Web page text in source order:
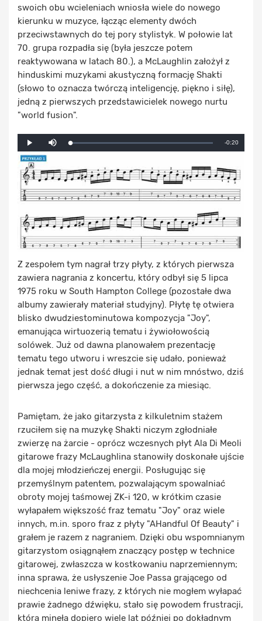
swoich obu wcieleniach wniosła wiele do nowego
kierunku w muzyce, łącząc elementy dwóch
przeciwstawnych do tej pory stylistyk. W połowie lat
70. grupa rozpadła się (była jeszcze potem
reaktywowana w latach 80.), a McLaughlin założył z
hinduskimi muzykami akustyczną formację Shakti
(słowo to oznacza twórczą inteligencję, piękno i siłę),
jedną z pierwszych przedstawicielek nowego nurtu
"world fusion".
Play
Loaded:
0%
Progress:
0%
Remaining
-0:20
Z zespołem tym nagrał trzy płyty, z których pierwsza
zawiera nagrania z koncertu, który odbył się 5 lipca
1975 roku w South Hampton College (pozostałe dwa
albumy zawierały materiał studyjny). Płytę tę otwiera
blisko dwudziestominutowa kompozycja "Joy",
emanująca wirtuozerią tematu i żywiołowością
solówek. Już od dawna planowałem prezentację
tematu tego utworu i wreszcie się udało, ponieważ
jednak temat jest dość długi i nut w nim mnóstwo, dziś
pierwsza jego część, a dokończenie za miesiąc.
Pamiętam, że jako gitarzysta z kilkuletnim stażem
rzuciłem się na muzykę Shakti niczym zgłodniałe
zwierzę na żarcie - oprócz wczesnych płyt Ala Di Meoli
gitarowe frazy McLaughlina stanowiły doskonałe ujście
dla mojej młodzieńczej energii. Posługując się
przemyślnym patentem, pozwalającym spowalniać
obroty mojej taśmowej ZK-i 120, w krótkim czasie
wyłapałem większość fraz tematu "Joy" oraz wiele
innych, m.in. sporo fraz z płyty "AHandful Of Beauty" i
grałem je razem z nagraniem. Dzięki obu wspomnianym
gitarzystom osiągnąłem znaczący postęp w technice
gitarowej, zwłaszcza w kostkowaniu naprzemiennym;
inna sprawa, że usłyszenie Joe Passa grającego od
niechcenia leniwe frazy, z których nie mogłem wyłapać
prawie żadnego dźwięku, stało się powodem frustracji,
która minęła dopiero wiele lat później po dokładnym